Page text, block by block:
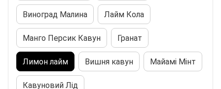
Виноград Малина Лайм Кола
Манго Персик Кавун Гранат
Лимон лайм Вишня кавун Майамі Мінт
Кавуновий Лід